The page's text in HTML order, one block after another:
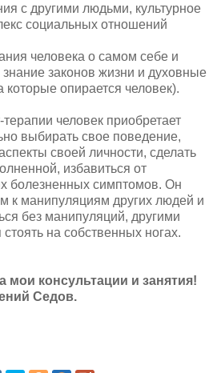
с другими людьми, культурное
социальных отношений
человека о самом себе и
законов жизни и духовные
опирается человек).
терапии человек приобретает
выбирать свое поведение,
своей личности, сделать
избавиться от
болезненных симптомов. Он
к манипуляциям других людей и
без манипуляций, другими
на собственных ногах.
мои консультации и занятия!
Седов.